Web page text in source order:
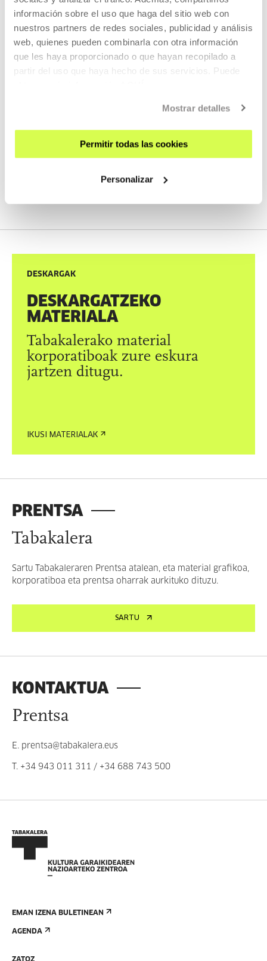
información sobre el uso que haga del sitio web con
nuestros partners de redes sociales, publicidad y análisis
web, quienes pueden combinarla con otra información
que les haya proporcionado o que hayan recopilado a
partir del uso que haya hecho de sus servicios. Puede
Mostrar detalles
Permitir todas las cookies
Personalizar
Informazio praktikoa
Eraikinaren ordutegia
DESKARGAK
DESKARGATZEKO
MATERIALA
Tabakalerako material
korporatiboak zure eskura
jartzen ditugu.
IKUSI MATERIALAK
PRENTSA
Tabakalera
Sartu Tabakaleraren Prentsa atalean, eta material grafikoa,
korporatiboa eta prentsa oharrak aurkituko dituzu.
SARTU
KONTAKTUA
Prentsa
E. prentsa@tabakalera.eus
T. +34 943 011 311 / +34 688 743 500
EMAN IZENA BULETINEAN
AGENDA